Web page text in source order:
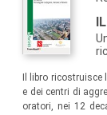
Il libro ricostruisce
e dei centri di
oratori, nei 12